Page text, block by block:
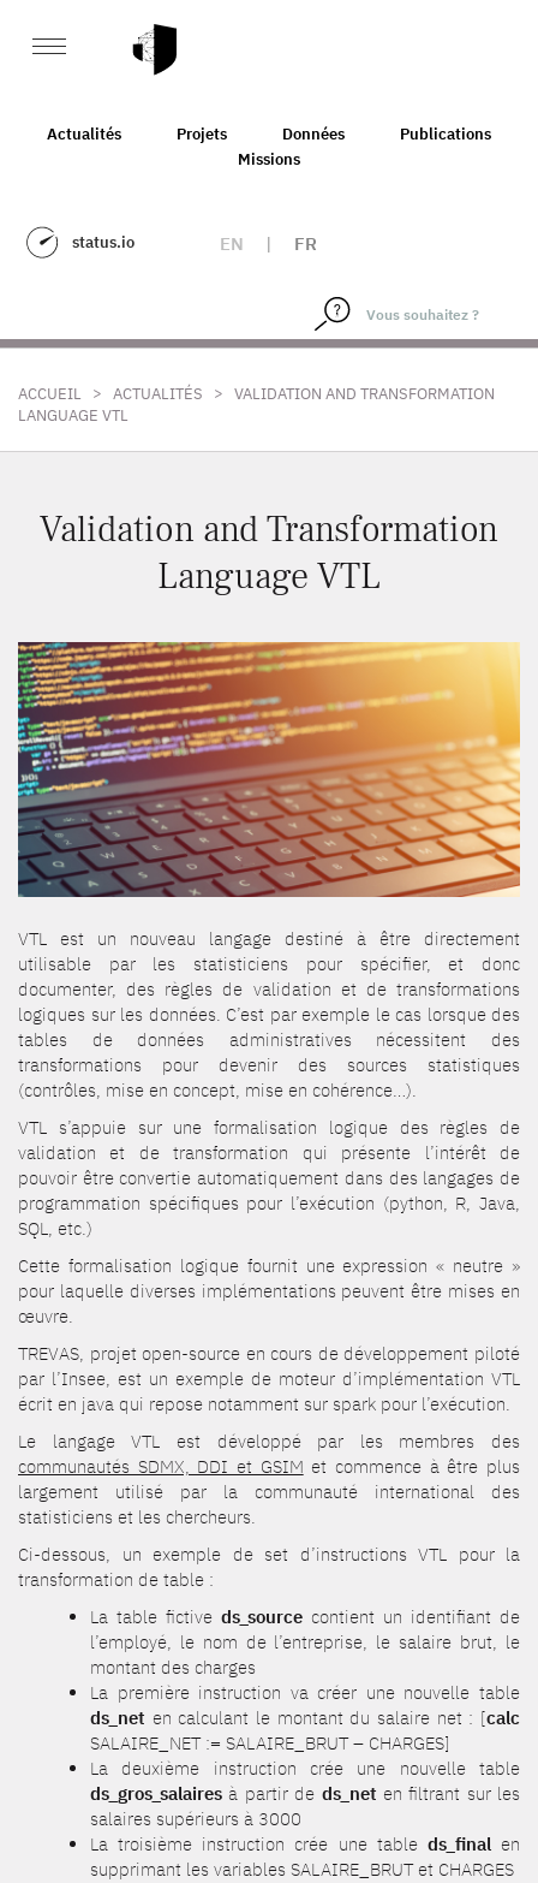
Actualités Projets Données
Publications
Missions
status.io EN | FR
ACCUEIL > ACTUALITÉS > VALIDATION AND TRANSFORMATION
LANGUAGE VTL
Validation and Transformation
Language VTL
VTL est un nouveau langage destiné à être directement
utilisable par les statisticiens pour spécifier, et donc
documenter, des règles de validation et de transformations
logiques sur les données. C’est par exemple le cas lorsque des
tables de données administratives nécessitent des
transformations pour devenir des sources statistiques
(contrôles, mise en concept, mise en cohérence…).
VTL s’appuie sur une formalisation logique des règles de
validation et de transformation qui présente l’intérêt de
pouvoir être convertie automatiquement dans des langages de
programmation spécifiques pour l’exécution (python, R, Java,
SQL, etc.)
Cette formalisation logique fournit une expression « neutre »
pour laquelle diverses implémentations peuvent être mises en
œuvre.
TREVAS, projet open-source en cours de développement piloté
par l’Insee, est un exemple de moteur d’implémentation VTL
écrit en java qui repose notamment sur spark pour l’exécution.
Le langage VTL est développé par les membres des
communautés SDMX, DDI et GSIM et commence à être plus
largement utilisé par la communauté international des
statisticiens et les chercheurs.
Ci-dessous, un exemple de set d’instructions VTL pour la
transformation de table :
La table fictive ds_source contient un identifiant de
l’employé, le nom de l’entreprise, le salaire brut, le
montant des charges
La première instruction va créer une nouvelle table
ds_net en calculant le montant du salaire net : [calc
SALAIRE_NET := SALAIRE_BRUT – CHARGES]
La deuxième instruction crée une nouvelle table
ds_gros_salairesà partir de ds_net en filtrant sur les
salaires supérieurs à 3000
La troisième instruction crée une table ds_finalen
supprimant les variables SALAIRE_BRUT et CHARGES